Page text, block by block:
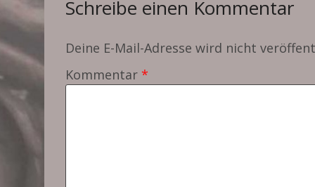
Schreibe einen Kommentar
Deine E-Mail-Adresse wird nicht
Kommentar *